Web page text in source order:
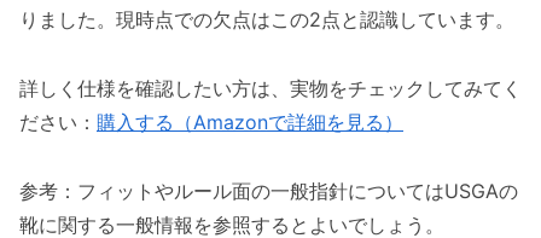
りました。現時点での欠点はこの2点と認識しています。
詳しく仕様を確認したい方は、実物をチェックしてみてく
ださい： 購入する（Amazonで詳細を見る）
参考：フィットやルール面の一般指針についてはUSGAの
靴に関する一般情報を参照するとよいでしょう。